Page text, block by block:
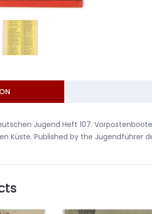
Jugend Heft 107.
Küste. Published by the Jugendführer